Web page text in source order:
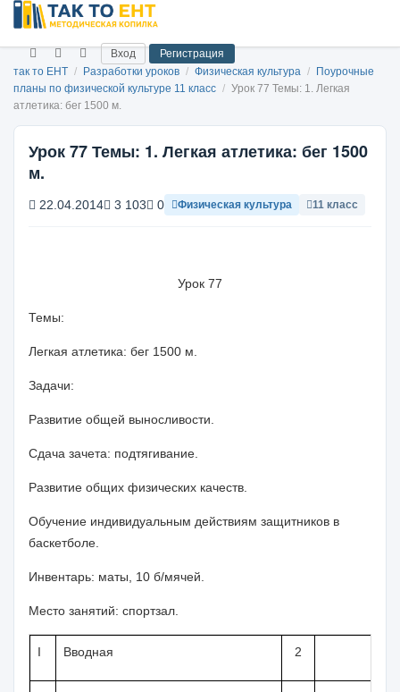
Вход
Регистрация
так то ЕНТ / Разработки уроков / Физическая культура /
Поурочные
планы по физической культуре 11 класс / Урок 77 Темы: 1. Легкая
атлетика: бег 1500 м.
Урок 77 Темы: 1. Легкая атлетика: бег 1500
м.
22.04.2014 3 103 0 Физическая культура 11 класс
Урок 77
Темы:
Легкая атлетика: бег 1500 м
Задачи:
Развитие общей выносливости.
Сдача зачета: подтягивание.
Развитие общих физических качеств.
Обучение индивидуальным действиям защитников в
баскет­боле.
Инвентарь: маты, 10 б/мячей.
Место занятий: спортзал.
I Вводная 2